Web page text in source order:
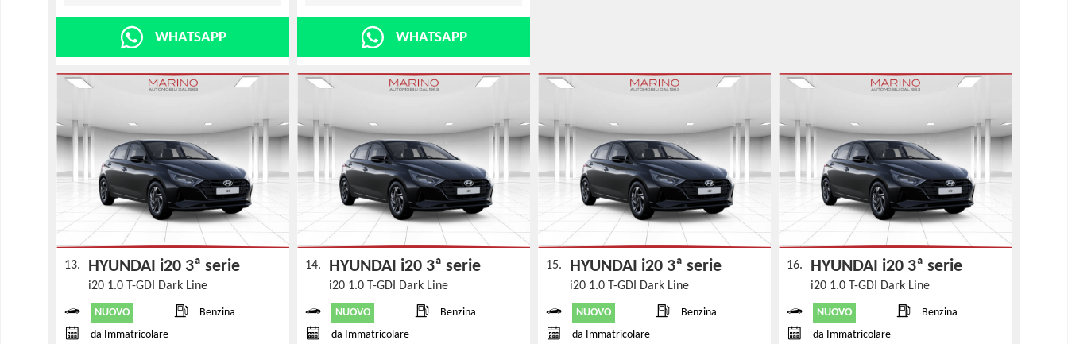
WHATSAPP WHATSAPP
13. HYUNDAI i20 3ª serie
i20 1.0 T-GDI Dark Line
NUOVO
Benzina
da Immatricolare
14. HYUNDAI i20 3ª serie
i20 1.0 T-GDI Dark Line
NUOVO
Benzina
da Immatricolare
15. HYUNDAI i20 3ª serie
i20 1.0 T-GDI Dark Line
NUOVO
Benzina
da Immatricolare
16. HYUNDAI i20 3ª serie
i20 1.0 T-GDI Dark Line
NUOVO
Benzina
da Immatricolare